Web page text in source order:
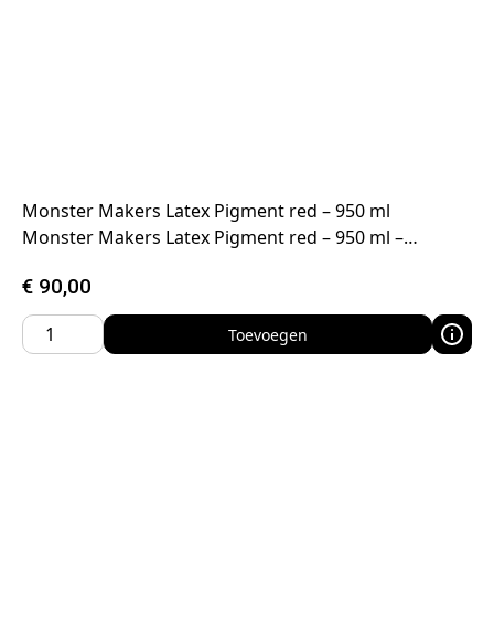
Monster Makers Latex Pigment red – 950 ml
Monster Makers Latex Pigment red – 950 ml –…
€ 90,00
Toevoegen